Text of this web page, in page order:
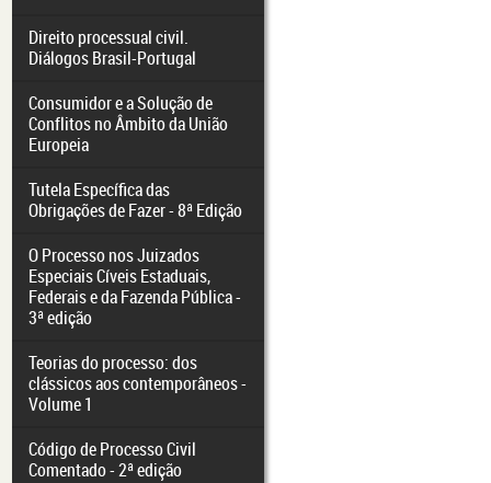
Direito processual civil.
Diálogos Brasil-Portugal
Consumidor e a Solução de
Conflitos no Âmbito da União
Europeia
Tutela Específica das
Obrigações de Fazer - 8ª Edição
O Processo nos Juizados
Especiais Cíveis Estaduais,
Federais e da Fazenda Pública -
3ª edição
Teorias do processo: dos
clássicos aos contemporâneos -
Volume 1
Código de Processo Civil
Comentado - 2ª edição